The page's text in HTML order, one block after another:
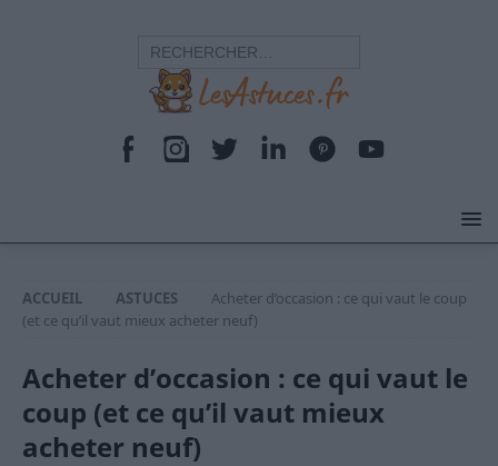
ACCUEIL ASTUCES
Acheter d’occasion : ce qui vaut le coup
(et ce qu’il vaut mieux acheter neuf)
Acheter d’occasion : ce qui vaut le
coup (et ce qu’il vaut mieux
acheter neuf)